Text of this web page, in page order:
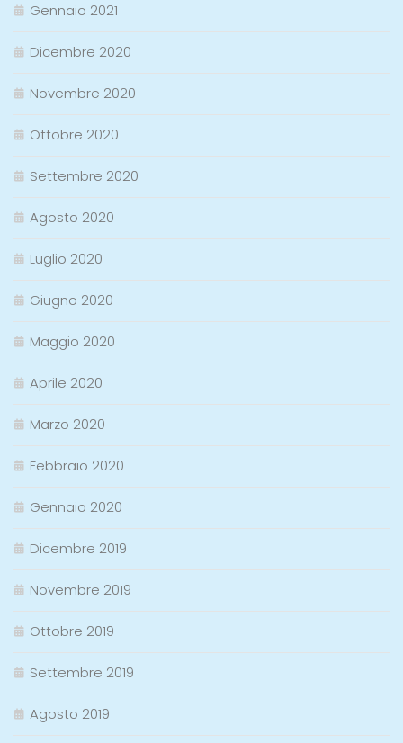
Gennaio 2021
Dicembre 2020
Novembre 2020
Ottobre 2020
Settembre 2020
Agosto 2020
Luglio 2020
Giugno 2020
Maggio 2020
Aprile 2020
Marzo 2020
Febbraio 2020
Gennaio 2020
Dicembre 2019
Novembre 2019
Ottobre 2019
Settembre 2019
Agosto 2019